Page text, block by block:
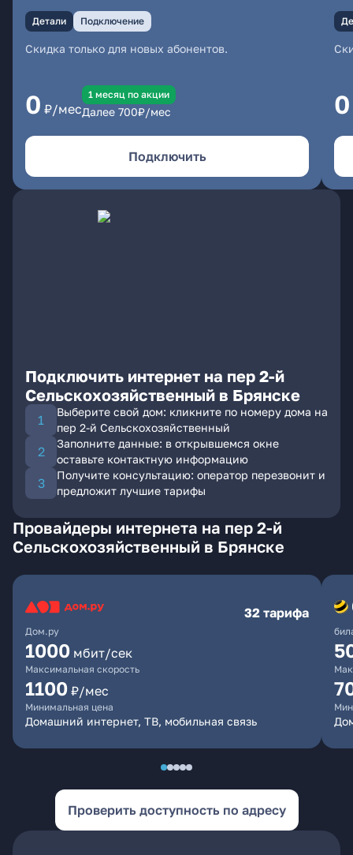
Детали Подключение
Скидка только для новых абонентов.
0 ₽/мес
1 месяц по акции
Далее 700₽/мес
Подключить
0
Подключить интернет на пер 2-й
Сельскохозяйственный в Брянске
Выберите свой дом: кликните по номеру дома на
пер 2-й Сельскохозяйственный
Заполните данные: в открывшемся окне
оставьте контактную информацию
Получите консультацию: оператор перезвонит и
предложит лучшие тарифы
Провайдеры интернета на пер 2-й
Сельскохозяйственный в Брянске
Дом.ру
32 тарифа
1000 мбит/сек
Максимальная скорость
1100 ₽/мес
Минимальная цена
Домашний интернет, ТВ, мобильная связь
Проверить доступность по адресу